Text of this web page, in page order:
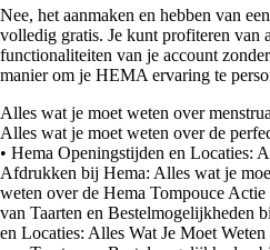
Nee, het aanmaken en hebben van
volledig gratis. Je kunt profiteren van
functionaliteiten van je account
manier om je HEMA ervaring te
Alles wat je moet weten over
Alles wat je moet weten over de
• Hema Openingstijden en Locaties:
Afdrukken bij Hema: Alles wat je
weten over de Hema Tompouce Actie
van Taarten en Bestelmogelijkheden
en Locaties: Alles Wat Je Moet Weten